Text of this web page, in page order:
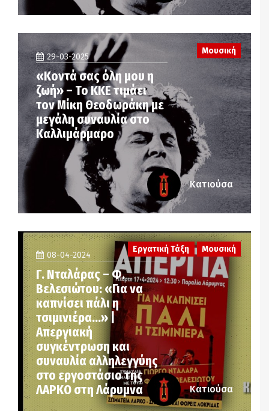
29-03-2025
«Κοντά σας όλη μου η
ζωή» – Το ΚΚΕ τιμάει
τον Μίκη Θεοδωράκη με
μεγάλη συναυλία στο
Καλλιμάρμαρο
Μουσική
Κατιούσα
08-04-2024
Γ. Νταλάρας – Φ.
Βελεσιώτου: «Για να
καπνίσει πάλι η
τσιμινιέρα…» |
Απεργιακή
συγκέντρωση και
συναυλία αλληλεγγύης
στο εργοστάσιο της
ΛΑΡΚΟ στη Λάρυμνα
Εργατική Τάξη Μουσική
Κατιούσα